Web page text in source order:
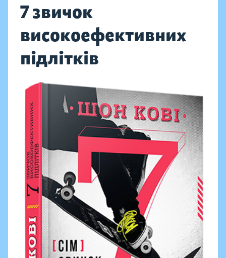
7 звичок
високоефективних
підлітків